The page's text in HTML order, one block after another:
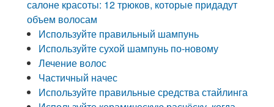
салоне красоты: 12 трюков, которые придадут
объем волосам
Используйте правильный шампунь
Используйте сухой шампунь по‑новому
Лечение волос
Частичный начес
Используйте правильные средства стайлинга